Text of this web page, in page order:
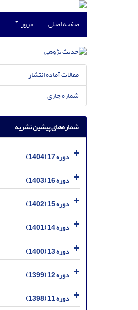
صفحه اصلی مرور
مقالات آماده انتشار
شماره جاری
شماره‌های پیشین نشریه
دوره 17 (1404)
دوره 16 (1403)
دوره 15 (1402)
دوره 14 (1401)
دوره 13 (1400)
دوره 12 (1399)
دوره 11 (1398)